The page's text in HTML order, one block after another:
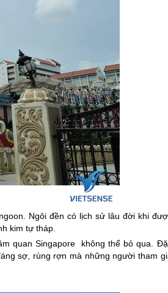
Ngôi đền có lịch sử lâu đời khi
kim tự tháp.
quan Singaporekhông thể bỏ qua.
sợ, rùng rợn mà những người tham